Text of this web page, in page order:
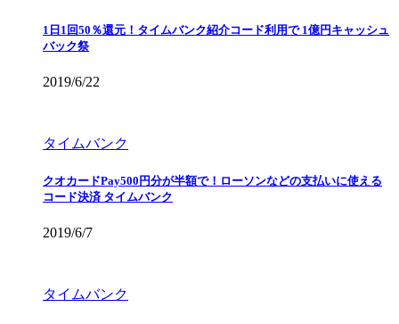
1日1回50％還元！タイムバンク紹介コード利用で 1億円キャッシュ
バック祭
2019/6/22
タイムバンク
クオカードPay500円分が半額で！ローソンなどの支払いに使える
コード決済 タイムバンク
2019/6/7
タイムバンク